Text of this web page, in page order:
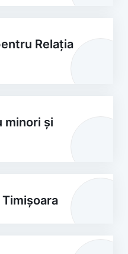
Relația
minori și